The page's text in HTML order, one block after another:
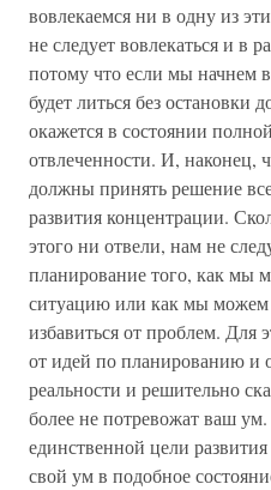
вовлекаемся ни в одну из
не следует вовлекаться и в
потому что если мы начнем
будет литься без остановки
окажется в состоянии
отвлеченности. И, наконец,
должны принять решение
развития концентрации.
этого ни отвели, нам не
планирование того, как мы
ситуацию или как мы
избавиться от проблем. Для
от идей по планированию и
реальности и решительно
более не потревожат ваш
единственной цели
свой ум в подобное